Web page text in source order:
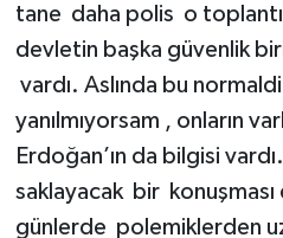
tane daha polis o
devletin başka güvenlik
vardı. Aslında bu
yanılmıyorsam , onların
Erdoğan’ın da bilgisi
saklayacak bir
günlerde polemiklerden